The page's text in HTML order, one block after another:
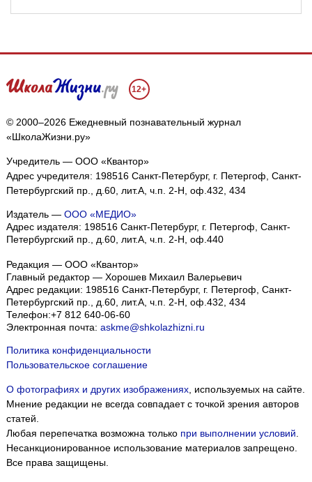
12+
© 2000–2026 Ежедневный познавательный журнал
«ШколаЖизни.ру»
Учредитель — ООО «Квантор»
Адрес учредителя: 198516 Санкт-Петербург, г. Петергоф, Санкт-
Петербургский пр., д.60, лит.А, ч.п. 2-Н, оф.432, 434
Издатель — ООО «МЕДИО»
Адрес издателя: 198516 Санкт-Петербург, г. Петергоф, Санкт-
Петербургский пр., д.60, лит.А, ч.п. 2-Н, оф.440
Редакция — ООО «Квантор»
Главный редактор — Хорошев Михаил Валерьевич
Адрес редакции: 198516 Санкт-Петербург, г. Петергоф Санкт-
Петербургский пр., д.60, лит.А, ч.п. 2-Н, оф.432, 434
Телефон:+7 812 640-06-60
Электронная почта: askme@shkolazhizni.ru
Политика конфиденциальности
Пользовательское соглашение
О фотографиях и других изображениях, используемых на сайте.
Мнение редакции не всегда совпадает с точкой зрения авторов
статей.
Любая перепечатка возможна только при выполнении условий
Несанкционированное использование материалов запрещено.
Все права защищены.